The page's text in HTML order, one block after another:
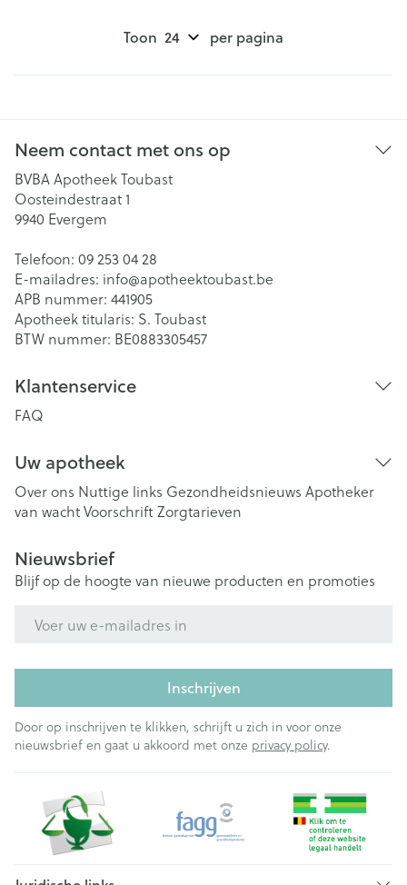
Toon per pagina
Neem contact met ons op
BVBA Apotheek Toubast
Oosteindestraat 1
9940 Evergem
Telefoon: 09 253 04 28
E-mailadres: info@apotheektoubast.be
APB nummer: 441905
Apotheek titularis: S. Toubast
BTW nummer: BE0883305457
Klantenservice
FAQ
Uw apotheek
Over ons Nuttige links Gezondheidsnieuws Apotheker
van wachtVoorschriftZorgtarieven
Nieuwsbrief
Blijf op de hoogte van nieuwe producten en promoties
Inschrijven
Door op inschrijven te klikken, schrijft u zich in voor onze
nieuwsbrief en gaat u akkoord met onze privacy policy.